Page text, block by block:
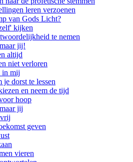
leren verzoenen
van Gods Licht?
kijken
te nemen
jij!
altijd
niet verloren
in mij
dorst te lessen
en neem de tijd
hoop
jij
geven
vieren